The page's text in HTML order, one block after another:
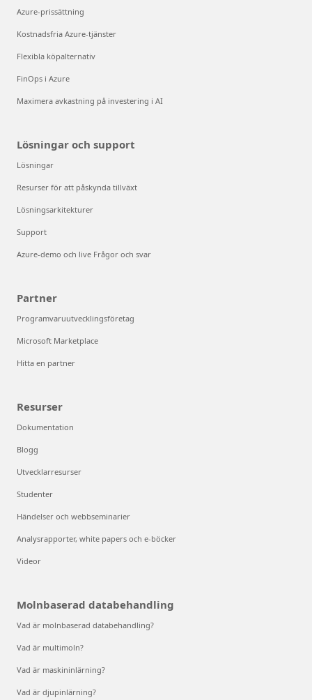
Azure-prissättning
Kostnadsfria Azure-tjänster
Flexibla köpalternativ
FinOps i Azure
Maximera avkastning på investering i AI
Lösningar och support
Lösningar
Resurser för att påskynda tillväxt
Lösningsarkitekturer
Support
Azure-demo och live Frågor och svar
Partner
Programvaruutvecklingsföretag
Microsoft Marketplace
Hitta en partner
Resurser
Dokumentation
Blogg
Utvecklarresurser
Studenter
Händelser och webbseminarier
Analysrapporter, white papers och e-böcker
Videor
Molnbaserad databehandling
Vad är molnbaserad databehandling?
Vad är multimoln?
Vad är maskininlärning?
Vad är djupinlärning?